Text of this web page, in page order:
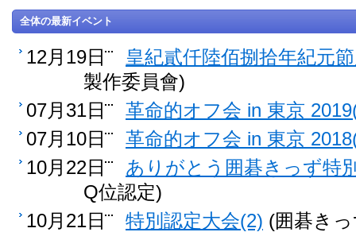
全体の最新イベント
12月19日
皇紀貳仟陸佰捌拾年紀元
製作委員會)
07月31日
革命的オフ会 in 東京
07月10日
革命的オフ会 in 東京
10月22日
ありがとう囲碁きっず特
Q位認定)
10月21日
特別認定大会(2) (囲碁き